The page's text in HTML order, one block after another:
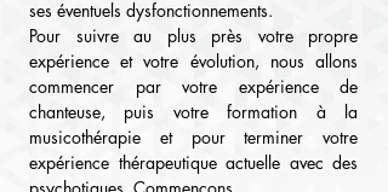
ses éventuels dysfonctionnements.
Pour suivre au plus près votre propre
expérience et votre évolution, nous allons
commencer par votre expérience de
chanteuse, puis votre formation à la
musicothérapie et pour terminer votre
expérience thérapeutique actuelle avec des